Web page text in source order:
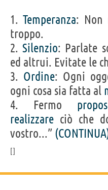
1.Temperanza: Non
troppo.
2.Silenzio: Parlate
ed altrui. Evitate le
3. Ordine: Ogni
ogni cosa sia fatta al
4. Fermo
realizzare ciò che
vostro...”